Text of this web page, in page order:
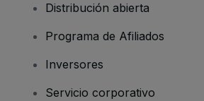
Distribución abierta
Programa de Afiliados
Inversores
Servicio corporativo